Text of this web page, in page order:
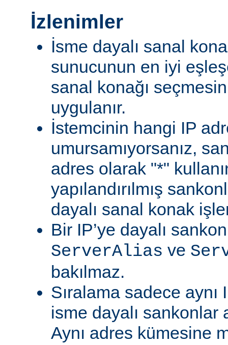
İzlenimler
İsme dayalı sanal
sunucunun en iyi
sanal konağı
uygulanır.
İstemcinin hangi IP
umursamıyorsanız,
adres olarak "*"
yapılandırılmış
dayalı sanal konak
Bir IP’ye dayalı
ServerAlias ve
bakılmaz.
Sıralama sadece
isme dayalı sankonlar
Aynı adres kümesine